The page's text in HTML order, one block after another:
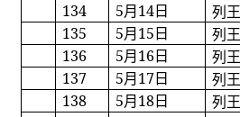
134
5月14日
列
135
5月15日
列
136
5月16日
列
137
5月17日
列
138
5月18日
列